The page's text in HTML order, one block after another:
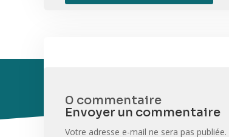
0 commentaire
Envoyer un commentaire
Votre adresse e-mail ne sera pas publiée.